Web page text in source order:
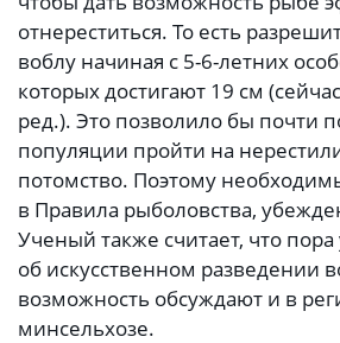
отнереститься. То есть
воблу начиная с 5-6-летних
которых достигают 19 см
ред.). Это позволило бы почти
популяции пройти на
потомство. Поэтому
в Правила рыболовства,
Ученый также считает, что пора
об искусственном разведении
возможность обсуждают и в
минсельхозе.